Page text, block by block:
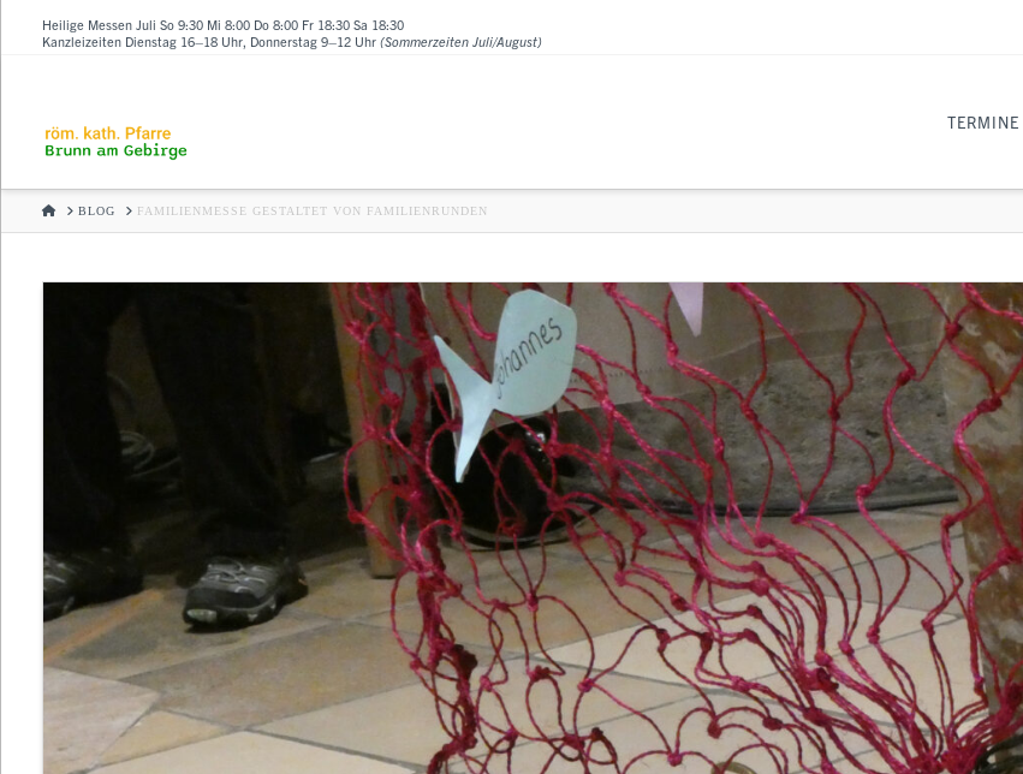
Heilige Messen Juli So 9:30 Mi 8:00 Do 8:00 Fr 18:30 Sa 18:30
Kanzleizeiten Dienstag 16–18 Uhr, Donnerstag 9–12 Uhr (Sommerzeiten Juli/August)
TERMINE
HOMEBLOG FAMILIENMESSE GESTALTET VON FAMILIENRUNDEN